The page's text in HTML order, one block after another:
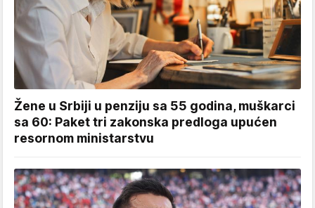
Žene u Srbiji u penziju sa 55 godina, muškarci
sa 60: Paket tri zakonska predloga upućen
resornom ministarstvu